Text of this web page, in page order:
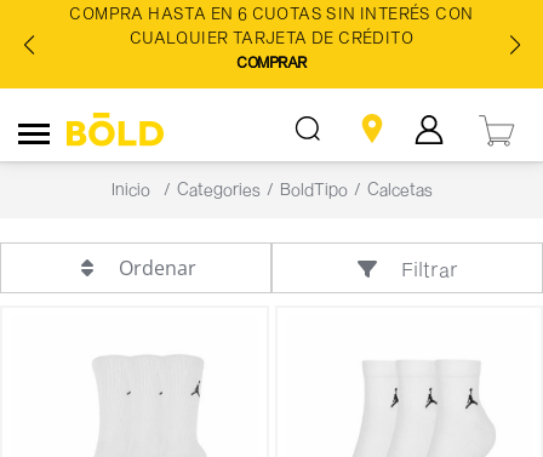
COMPRA HASTA EN 6 CUOTAS SIN INTERÉS CON
CUALQUIER TARJETA DE CRÉDITO
COMPRAR
Inicio Categories BoldTipo Calcetas
Ordenar Filtrar